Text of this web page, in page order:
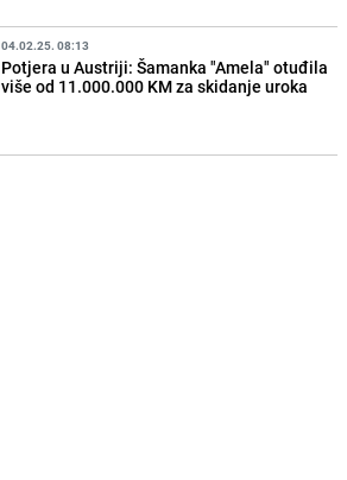
04.02.25. 08:13
Potjera u Austriji: Šamanka "Amela" otuđila
više od 11.000.000 KM za skidanje uroka